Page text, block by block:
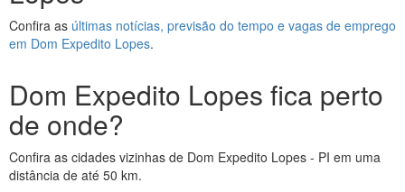
Confira as últimas notícias, previsão do tempo e vagas de emprego
em Dom Expedito Lopes.
Dom Expedito Lopes fica perto
de onde?
Confira as cidades vizinhas de Dom Expedito Lopes - PI em uma
distância de até 50 km.